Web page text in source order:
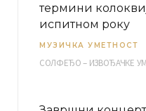
термини
испитном року
МУЗИЧКА УМЕТНОСТ